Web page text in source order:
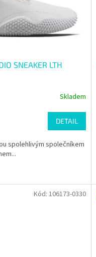
SNEAKER LTH
Skladem
DETAIL
spolehlivým společníkem
Kód: 106173-0330